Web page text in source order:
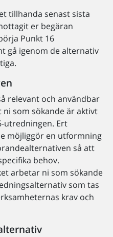
tillhanda senast sista
er begäran
Punkt 16
gå igenom de alternativ
relevant och användbar
som sökande är aktivt
utredningen. Ert
möjliggör en utformning
så att
behov.
arbetar ni som sökande
som tas
krav och